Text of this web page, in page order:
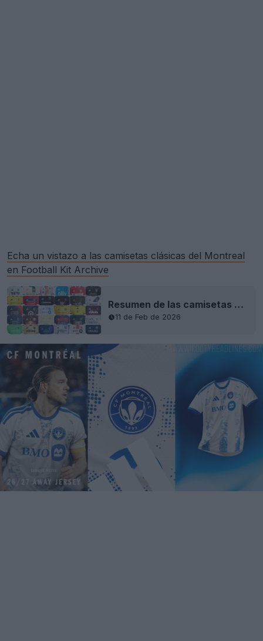
Echa un vistazo a las camisetas clásicas del Montreal
en Football Kit Archive
Resumen de las camisetas de la MLS 2026: todas las camisetas presentadas
11 de Feb de 2026